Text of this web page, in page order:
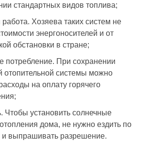
стандартных видов топлива;
Хозяева таких систем не
энергоносителей и от
обстановки в стране;
потребление. При сохранении
отопительной системы можно
на оплату горячего
Чтобы установить солнечные
дома, не нужно ездить по
и выпрашивать разрешение.